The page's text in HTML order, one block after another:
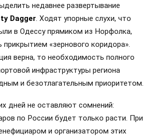
недавнее развертывание
Dagger. Ходят упорные слухи, что
в Одессу прямиком из Норфолка,
прикрытием «зернового коридора».
верна, то необходимость полного
инфраструктуры региона
и безотлагательным приоритетом.
дней не оставляют сомнений:
по России будет только расти. При
и организатором этих